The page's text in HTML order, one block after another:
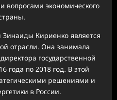
вопросами экономического
Кириенко является
отрасли. Она занимала
государственной
года по 2018 год. В этой
решениями и
в России.